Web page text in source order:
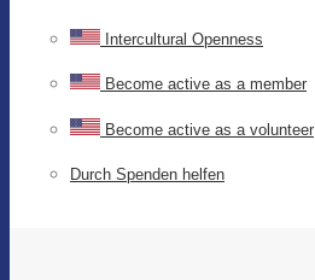
Intercultural Openness
Become active as a member
Become active as a volunteer
Durch Spenden helfen